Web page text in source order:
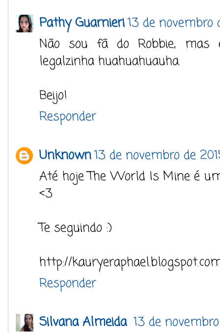
Pathy Guarnieri13 de novembro
Não sou fã do Robbie,
legalzinha huahuahuauha.
Beijo!
Responder
Unknown13 de novembro de
Até hoje The World Is Mine é
<3
Te seguindo :)
http://
Responder
Silvana Almeida 13 de